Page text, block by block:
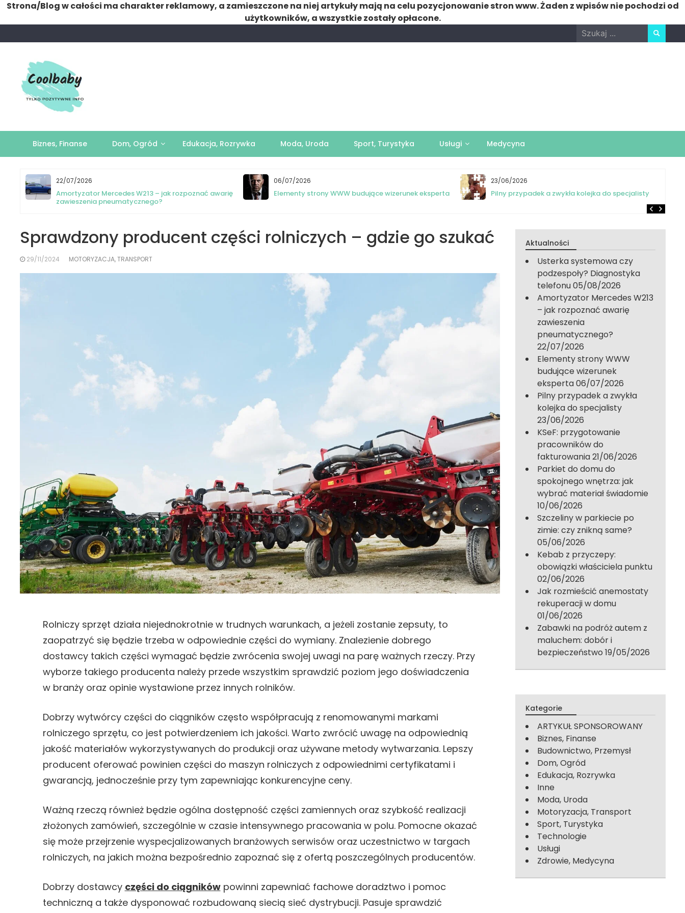
Strona/Blog w całości ma charakter reklamowy, a zamieszczone na niej artykuły mają na celu pozycjonowanie stron www. Żaden z wpisów nie pochodzi od
użytkowników, a wszystkie zostały opłacone.
to
Search
for:
Biznes, Finanse Dom, Ogród Edukacja, Rozrywka Moda, Uroda Sport, Turystyka Usługi Medycyna
22/07/2026
Amortyzator Mercedes W213 – jak rozpoznać awarię
zawieszenia pneumatycznego?
06/07/2026
Elementy strony WWW budujące wizerunek eksperta
23/06/2026
Pilny przypadek a zwykła kolejka do specjalisty
Sprawdzony producent części rolniczych – gdzie go szukać
29/11/2024 MOTORYZACJA, TRANSPORT
Rolniczy sprzęt działa niejednokrotnie w trudnych warunkach, a jeżeli zostanie zepsuty, to
zaopatrzyć się będzie trzeba w odpowiednie części do wymiany. Znalezienie dobrego
dostawcy takich części wymagać będzie zwrócenia swojej uwagi na parę ważnych rzeczy. Przy
wyborze takiego producenta należy przede wszystkim sprawdzić poziom jego doświadczenia
w branży oraz opinie wystawione przez innych rolników.
Dobrzy wytwórcy części do ciągników często współpracują z renomowanymi markami
rolniczego sprzętu, co jest potwierdzeniem ich jakości. Warto zwrócić uwagę na odpowiednią
jakość materiałów wykorzystywanych do produkcji oraz używane metody wytwarzania. Lepszy
producent oferować powinien części do maszyn rolniczych z odpowiednimi certyfikatami i
gwarancją, jednocześnie przy tym zapewniając konkurencyjne ceny.
Ważną rzeczą również będzie ogólna dostępność części zamiennych oraz szybkość realizacji
złożonych zamówień, szczególnie w czasie intensywnego pracowania w polu. Pomocne okazać
się może przejrzenie wyspecjalizowanych branżowych serwisów oraz uczestnictwo w targach
rolniczych, na jakich można bezpośrednio zapoznać się z ofertą poszczególnych producentów.
Dobrzy dostawcy części do ciągnikówpowinni zapewniać fachowe doradztwo i pomoc
techniczną a także dysponować rozbudowaną siecią sieć dystrybucji. Pasuje sprawdzić
Aktualności
Usterka systemowa czy
podzespoły? Diagnostyka
telefonu05/08/2026
Amortyzator Mercedes W213
– jak rozpoznać awarię
zawieszenia
pneumatycznego?
22/07/2026
Elementy strony WWW
budujące wizerunek
eksperta06/07/2026
Pilny przypadek a zwykła
kolejka do specjalisty
23/06/2026
KSeF: przygotowanie
pracowników do
fakturowania21/06/2026
Parkiet do domu do
spokojnego wnętrza: jak
wybrać materiał świadomie
10/06/2026
Szczeliny w parkiecie po
zimie: czy znikną same?
05/06/2026
Kebab z przyczepy:
obowiązki właściciela punktu
02/06/2026
Jak rozmieścić anemostaty
rekuperacji w domu
01/06/2026
Zabawki na podróż autem z
maluchem: dobór i
bezpieczeństwo 19/05/2026
Kategorie
ARTYKUŁ SPONSOROWANY
Biznes, Finanse
Budownictwo, Przemysł
Dom, Ogród
Edukacja, Rozrywka
Inne
Moda, Uroda
Motoryzacja, Transport
Sport, Turystyka
Technologie
Usługi
Zdrowie, Medycyna